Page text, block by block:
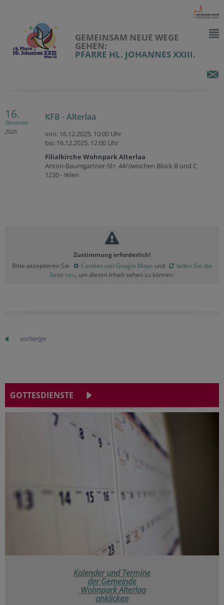
GEMEINSAM NEUE WEGE
GEHEN:
PFARRE HL. JOHANNES XXIII.
16.
Dezember
2025
KFB - Alterlaa
von: 16.12.2025, 10:00 Uhr
bis: 16.12.2025, 12:00 Uhr
Filialkirche Wohnpark Alterlaa
Anton-Baumgartner-Str. 44/zwischen Block B und C
1230 - Wien
Zustimmung erforderlich!
Bitte akzeptieren Sie
Cookies von Google Maps und
laden Sie die
Seite neu, um diesen Inhalt sehen zu können.
vorherige
GOTTESDIENSTE
Kalender und Termine
derGemeinde
Wohnpark Alterlaa
anklicken